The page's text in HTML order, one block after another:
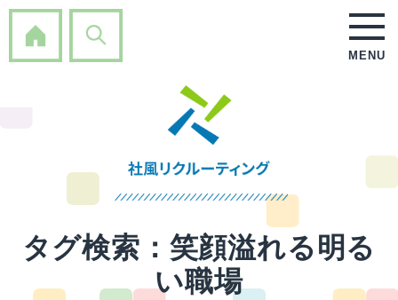
MENU
タグ検索： 笑顔溢れる明る
い職場